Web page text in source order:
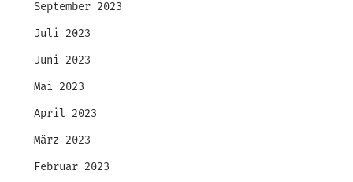
September 2023
Juli 2023
Juni 2023
Mai 2023
April 2023
März 2023
Februar 2023